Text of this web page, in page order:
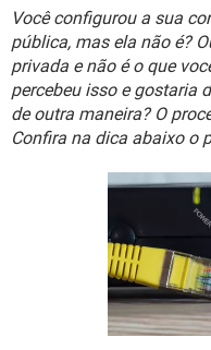
INSTAGRAM
GUIA DE COMPRAS
OUTLOOK
INSTAGRAM
GUIA DE COMPRAS
JOGOS
CELULAR
OUTLOOK
INSTAGRAM
Você configurou a sua
pública, mas ela não é?
privada e não é o que
percebeu isso e gostaria
de outra maneira? O
Confira na dica abaixo o